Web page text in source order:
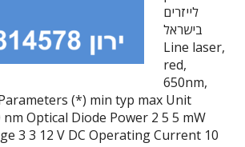
לייזרים
בישראל
Line laser,
red,
650nm,
(*) min typ max Unit
Optical Diode Power 2 5 5 mW
3 3 12 V DC Operating Current 10